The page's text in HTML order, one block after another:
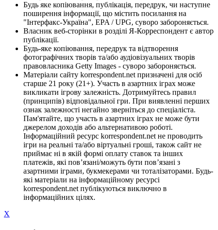
Будь яке копіювання, публікація, передрук, чи наступне
поширення інформації, що містить посилання на
"Інтерфакс-Україна", EPA / UPG, суворо забороняється.
Власник веб-сторінки в розділі Я-Корреспондент є автор
публікації.
Будь-яке копіювання, передрук та відтворення
фотографічних творів та/або аудіовізуальних творів
правовласника Getty Images - суворо забороняється.
Матеріали сайту korrespondent.net призначені для осіб
старше 21 року (21+). Участь в азартних іграх може
викликати ігрову залежність. Дотримуйтесь правил
(принципів) відповідальної гри. При виявленні перших
ознак залежності негайно зверніться до спеціаліста.
Пам'ятайте, що участь в азартних іграх не може бути
джерелом доходів або альтернативою роботі.
Інформаційний ресурс korrespondent.net не проводить
ігри на реальні та/або віртуальні гроші, також сайт не
приймає ні в якій формі оплату ставок та інших
платежів, які пов’язані/можуть бути пов’язані з
азартними іграми, букмекерами чи тоталізаторами. Будь-
які матеріали на інформаційному ресурсі
korrespondent.net публікуються виключно в
інформаційних цілях.
X